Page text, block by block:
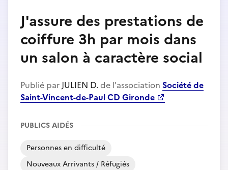
J'assure des prestations de
coiffure 3h par mois dans
un salon à caractère social
Publié par JULIEN D. de l'association Société de
Saint-Vincent-de-Paul CD Gironde
PUBLICS AIDÉS
Personnes en difficulté
Nouveaux Arrivants / Réfugiés